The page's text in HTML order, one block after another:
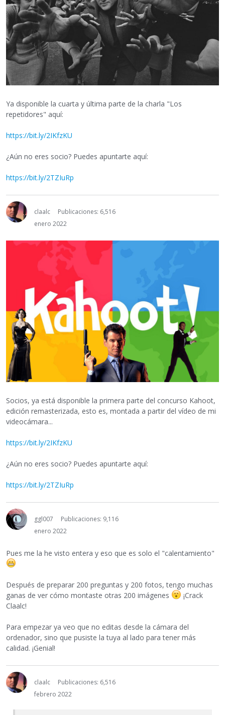
Ya disponible la cuarta y última parte de la charla "Los
repetidores" aquí:
https://bit.ly/2IKfzKU
¿Aún no eres socio? Puedes apuntarte aquí:
https://bit.ly/2TZIuRp
claalc
Publicaciones: 6,516
enero 2022
Socios, ya está disponible la primera parte del concurso Kahoot,
edición remasterizada, esto es, montada a partir del vídeo de mi
videocámara...
https://bit.ly/2IKfzKU
¿Aún no eres socio? Puedes apuntarte aquí:
https://bit.ly/2TZIuRp
ggl007
Publicaciones: 9,116
enero 2022
Pues me la he visto entera y eso que es solo el "calentamiento"
Después de preparar 200 preguntas y 200 fotos, tengo muchas
ganas de ver cómo montaste otras 200 imágenes
¡Crack
Claalc!
Para empezar ya veo que no editas desde la cámara del
ordenador, sino que pusiste la tuya al lado para tener más
calidad. ¡Genial!
claalc
Publicaciones: 6,516
febrero 2022